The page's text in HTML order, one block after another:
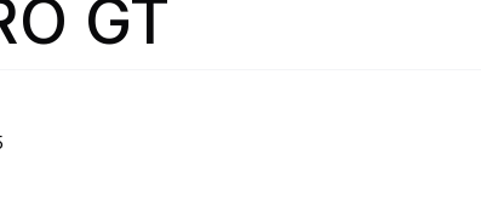
GT